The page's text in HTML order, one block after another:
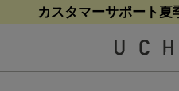
熊本地震等の影響に